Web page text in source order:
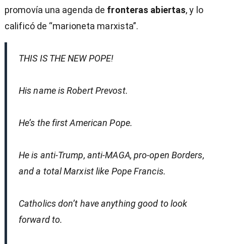
promovía una agenda de fronteras abiertas, y lo
calificó de “marioneta marxista”.
THIS IS THE NEW POPE!
His name is Robert Prevost.
He’s the first American Pope.
He is anti-Trump, anti-MAGA, pro-open Borders,
and a total Marxist like Pope Francis.
Catholics don’t have anything good to look
forward to.